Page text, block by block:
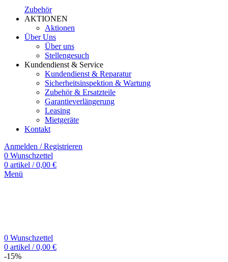
Zubehör
AKTIONEN
Aktionen
Über Uns
Über uns
Stellengesuch
Kundendienst & Service
Kundendienst & Reparatur
Sicherheitsinspektion & Wartung
Zubehör & Ersatzteile
Garantieverlängerung
Leasing
Mietgeräte
Kontakt
Anmelden / Registrieren
0 Wunschzettel
0 artikel / 0,00 €
Menü
0 Wunschzettel
0 artikel / 0,00 €
-15%